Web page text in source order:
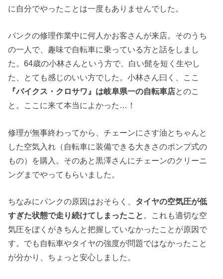
に自分でやったことは一度もありませんでした。
パンクの修理作業中に何人かお客さんが来店。そのうち
の一人で、趣味で自転車に乗っている方と話をしまし
た。64歳の小林さんという方で、白い髭を短く生やし
た、とても感じのいい方でした。小林さん曰く、ここ
『バイクス・クロサワ』は岐阜県一の自転車店とのこ
と。ここに来て本当によかった…！
修理が無事終わってから、チェーンにさす油とちゃんと
した空気入れ（自転車に装備できる大きさのポンプ式の
もの）を購入。そのあと黒澤さんにチェーンのクリーニ
ングまでやってもらいました。
ちなみにパンクの原因はおそらく、 タイヤの空気圧が低
すぎた状態で走り続けてしまったこと 。これも適切な空
気圧をぼくがきちんと把握していなかったことが原因で
す。でも自転車やタイヤの強度が問題ではなかったこと
が分かり、ちょっと安心しました。